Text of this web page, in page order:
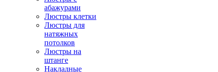
абажурами
Люстры клетки
Люстры для
натяжных
потолков
Люстры на
штанге
Накладные